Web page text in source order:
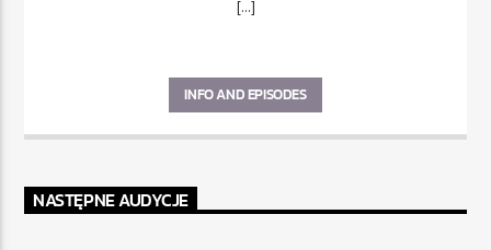
[...]
INFO AND EPISODES
NASTĘPNE AUDYCJE